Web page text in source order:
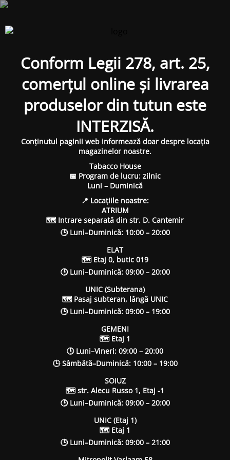
Conform Legii 278, art. 25,
comerțul online și livrarea
produselor din tutun este
INTERZISĂ.
Conținutul paginii web informează doar despre locația
magazinelor noastre.
Tabacco House
📅 Program de lucru: zilnic
Luni – Duminică
📍 Locațiile noastre:
ATRIUM
🗺 Intrare separată din str. D. Cantemir
🕒 Luni–Duminică: 10:00 – 20:00
ELAT
🗺 Etaj 0, butic 019
🕒 Luni–Duminică: 09:00 – 20:00
UNIC (Subterana)
🗺 Pasaj subteran, lângă UNIC
🕒 Luni–Duminică: 09:00 – 19:00
GEMENI
🗺 Etaj 1
🕒 Luni–Vineri: 09:00 – 20:00
🕒 Sâmbătă–Duminică: 10:00 – 19:00
SOIUZ
🗺 str. Alecu Russo 1, Etaj -1
🕒 Luni–Duminică: 09:00 – 20:00
UNIC (Etaj 1)
🗺 Etaj 1
🕒 Luni–Duminică: 09:00 – 21:00